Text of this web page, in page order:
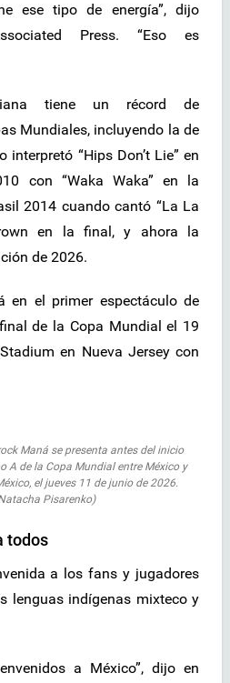
ese tipo de energía”, dijo
Press. “Eso es
tiene un récord de
Mundiales, incluyendo la de
“Hips Don’t Lie” en
con “Waka Waka” en la
2014 cuando cantó “La La
en la final, y ahora la
de 2026.
en el primer espectáculo de
de la Copa Mundial el 19
en Nueva Jersey con
Maná se presenta antes del inicio
A de la Copa Mundial entre México y
el jueves 11 de junio de 2026.
Pisarenko)
todos
a los fans y jugadores
lenguas indígenas mixteco y
a México”, dijo en